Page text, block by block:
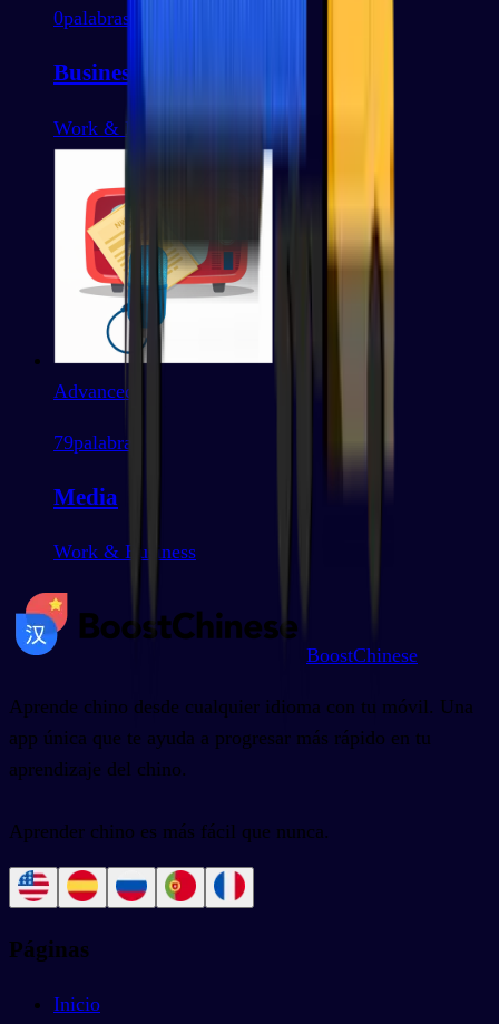
0palabras
Business
Work & Business
Advanced
79palabras
Media
Work & Business
BoostChinese
Aprende chino desde cualquier idioma con tu móvil. Una
app única que te ayuda a progresar más rápido en tu
aprendizaje del chino.
Aprender chino es más fácil que nunca.
Páginas
Inicio